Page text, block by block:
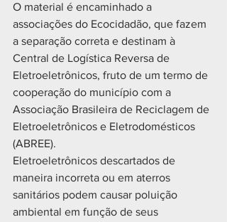
O material é encaminhado a
associações do Ecocidadão, que fazem
a separação correta e destinam à
Central de Logística Reversa de
Eletroeletrônicos, fruto de um termo de
cooperação do município com a
Associação Brasileira de Reciclagem de
Eletroeletrônicos e Eletrodomésticos
(ABREE).
Eletroeletrônicos descartados de
maneira incorreta ou em aterros
sanitários podem causar poluição
ambiental em função de seus